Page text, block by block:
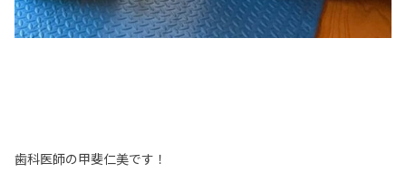
歯科医師の甲斐仁美です！